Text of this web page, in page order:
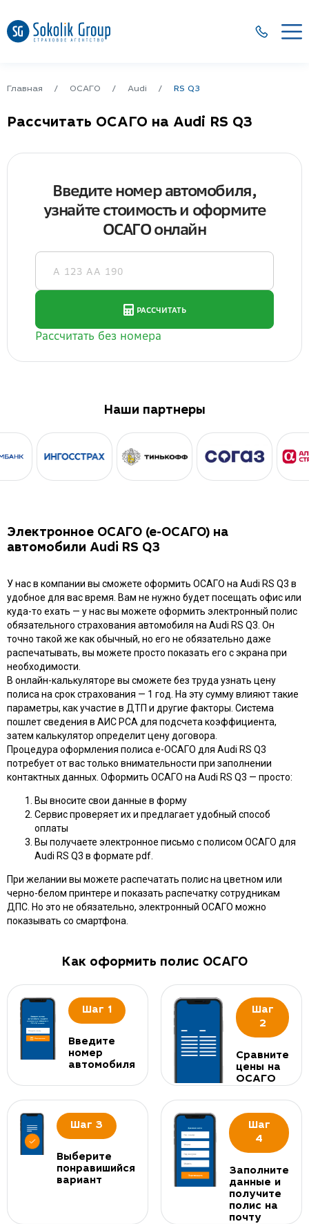
Главная ОСАГО Audi RS Q3
Рассчитать ОСАГО на Audi RS Q3
Наши партнеры
Электронное ОСАГО (е-ОСАГО) на
автомобили Audi RS Q3
У нас в компании вы сможете оформить ОСАГО на Audi RS Q3 в
удобное для вас время. Вам не нужно будет посещать офис или
куда-то ехать — у нас вы можете оформить электронный полис
обязательного страхования автомобиля на Audi RS Q3. Он
точно такой же как обычный, но его не обязательно даже
распечатывать, вы можете просто показать его с экрана при
необходимости.
В онлайн-калькуляторе вы сможете без труда узнать цену
полиса на срок страхования — 1 год. На эту сумму влияют такие
параметры, как участие в ДТП и другие факторы. Система
пошлет сведения в АИС РСА для подсчета коэффициента,
затем калькулятор определит цену договора.
Процедура оформления полиса e-ОСАГО для Audi RS Q3
потребует от вас только внимательности при заполнении
контактных данных. Оформить ОСАГО на Audi RS Q3 — просто:
Вы вносите свои данные в форму
Сервис проверяет их и предлагает удобный способ
оплаты
Вы получаете электронное письмо с полисом ОСАГО для
Audi RS Q3 в формате pdf.
При желании вы можете распечатать полис на цветном или
черно-белом принтере и показать распечатку сотрудникам
ДПС. Но это не обязательно, электронный ОСАГО можно
показывать со смартфона.
Как оформить полис ОСАГО
Шаг 1
Введите
номер
автомобиля
Шаг
2
Сравните
цены на
ОСАГО
Шаг 3
Выберите
понравишийся
вариант
Шаг
4
Заполните
данные и
получите
полис на
почту